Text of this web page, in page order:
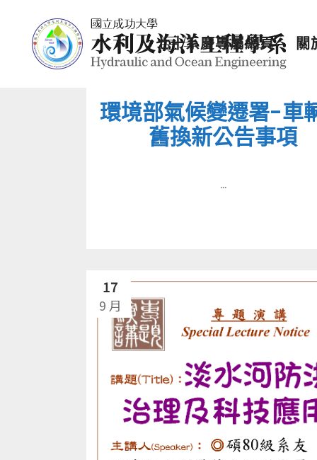
七十系慶專屬網頁 關
環境部氣候變遷署-車
舊換新公告事項
...
17
9 月